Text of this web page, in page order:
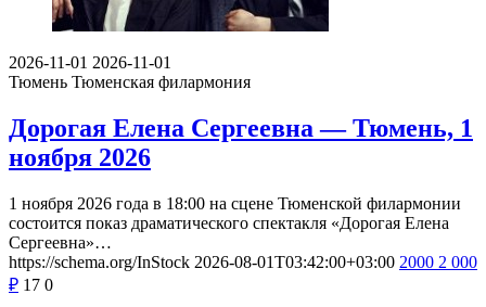
2026-11-01 2026-11-01
Тюмень Тюменская филармония
Дорогая Елена Сергеевна — Тюмень, 1
ноября 2026
1 ноября 2026 года в 18:00 на сцене Тюменской филармонии
состоится показ драматического спектакля «Дорогая Елена
Сергеевна»…
https://schema.org/InStock 2026-08-01T03:42:00+03:00 2000 2 000
₽ 17 0